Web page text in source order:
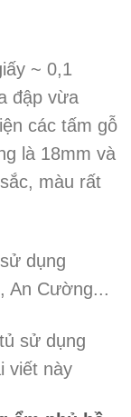
~ 0,1
đập vừa
các tấm gỗ
là 18mm và
màu rất
dụng
An Cường...
sử dụng
viết này